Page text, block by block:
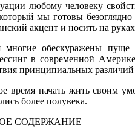
любому человеку
мы готовы безоглядно
акцент и носить на
многие обескуражены пуще
в современной
принципиальных
время начать жить своим
более полувека.
СОДЕРЖАНИЕ